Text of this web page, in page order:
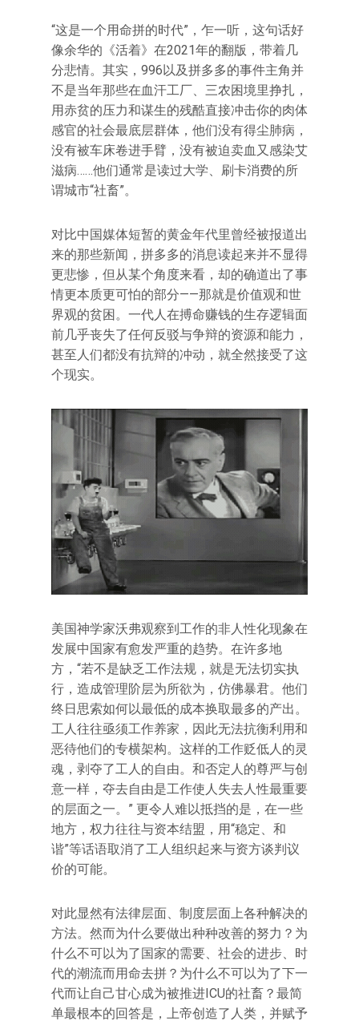
“这是一个用命拼的时代”，乍一听，这句话好
像余华的《活着》在2021年的翻版，带着几
分悲情。其实，996以及拼多多的事件主角并
不是当年那些在血汗工厂、三农困境里挣扎，
用赤贫的压力和谋生的残酷直接冲击你的肉体
感官的社会最底层群体，他们没有得尘肺病，
没有被车床卷进手臂，没有被迫卖血又感染艾
滋病……他们通常是读过大学、刷卡消费的所
谓城市“社畜”。
对比中国媒体短暂的黄金年代里曾经被报道出
来的那些新闻，拼多多的消息读起来并不显得
更悲惨，但从某个角度来看，却的确道出了事
情更本质更可怕的部分——那就是价值观和世
界观的贫困。一代人在搏命赚钱的生存逻辑面
前几乎丧失了任何反驳与争辩的资源和能力，
甚至人们都没有抗辩的冲动，就全然接受了这
个现实。
美国神学家沃弗观察到工作的非人性化现象在
发展中国家有愈发严重的趋势。在许多地
方，“若不是缺乏工作法规，就是无法切实执
行，造成管理阶层为所欲为，仿佛暴君。他们
终日思索如何以最低的成本换取最多的产出。
工人往往亟须工作养家，因此无法抗衡利用和
恶待他们的专横架构。这样的工作贬低人的灵
魂，剥夺了工人的自由。和否定人的尊严与创
意一样，夺去自由是工作使人失去人性最重要
的层面之一。” 更令人难以抵挡的是，在一些
地方，权力往往与资本结盟，用“稳定、和
谐”等话语取消了工人组织起来与资方谈判议
价的可能。
对此显然有法律层面、制度层面上各种解决的
方法。然而为什么要做出种种改善的努力？为
什么不可以为了国家的需要、社会的进步、时
代的潮流而用命去拼？为什么不可以为了下一
代而让自己甘心成为被推进ICU的社畜？最简
单最根本的回答是，上帝创造了人类，并赋予